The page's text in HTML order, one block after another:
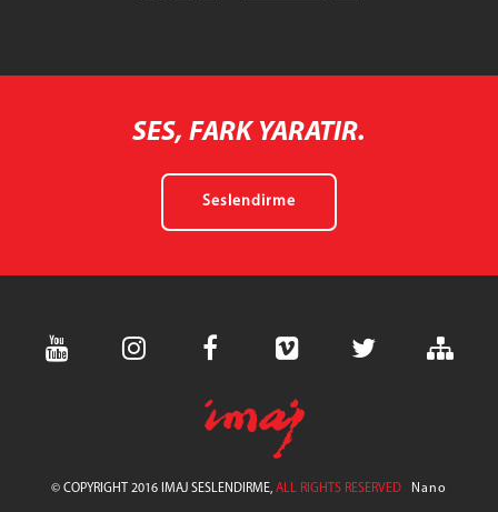
SES, FARK YARATIR.
Seslendirme
© COPYRIGHT 2016 IMAJ SESLENDIRME, ALL RIGHTS RESERVED Nano